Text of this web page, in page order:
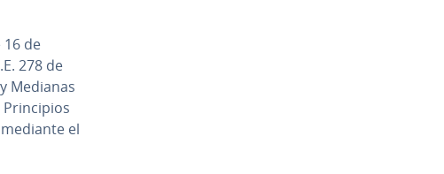
16 de
278 de
Medianas
Pri­n­ci­pios
el